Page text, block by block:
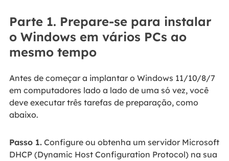
Parte 1. Prepare-se para instalar
o Windows em vários PCs ao
mesmo tempo
Antes de começar a implantar o Windows 11/10/8/7
em computadores lado a lado de uma só vez, você
deve executar três tarefas de preparação, como
abaixo.
Passo 1.Configure ou obtenha um servidor Microsoft
DHCP (Dynamic Host Configuration Protocol) na sua